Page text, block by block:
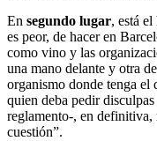
En segundo lugar, está
es peor, de hacer en
como vino y las
una mano delante y otra
organismo donde tenga el
quien deba pedir
reglamento-, en definitiva,
cuestión”.